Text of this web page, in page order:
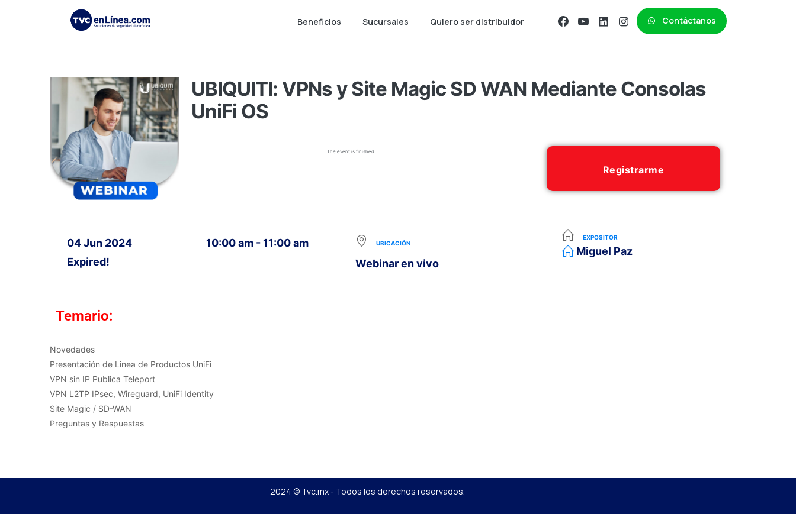
Beneficios Sucursales Quiero ser distribuidor Contáctanos
UBIQUITI: VPNs y Site Magic SD WAN Mediante Consolas
UniFi OS
The event is finished.
Registrarme
04 Jun 2024
Expired!
10:00 am - 11:00 am UBICACIÓN
Webinar en vivo
EXPOSITOR
Miguel Paz
Temario:
Novedades
Presentación de Linea de Productos UniFi
VPN sin IP Publica Teleport
VPN L2TP IPsec, Wireguard, UniFi Identity
Site Magic / SD-WAN
Preguntas y Respuestas
2024 © Tvc.mx - Todos los derechos reservados.